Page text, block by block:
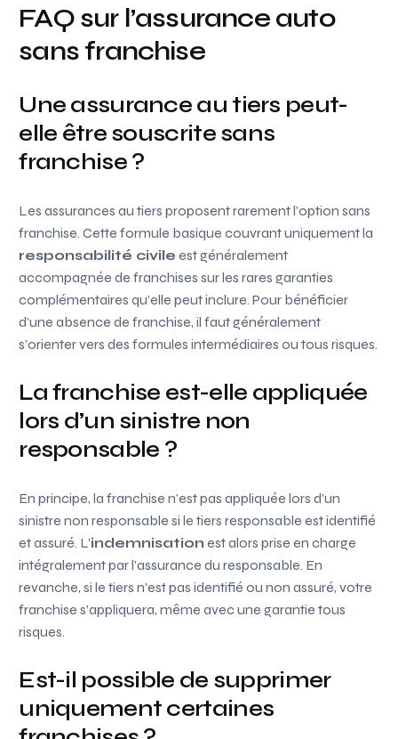
FAQ sur l’assurance auto
sans franchise
Une assurance au tiers peut-
elle être souscrite sans
franchise ?
Les assurances au tiers proposent rarement l’option sans
franchise. Cette formule basique couvrant uniquement la
responsabilité civile est généralement
accompagnée de franchises sur les rares garanties
complémentaires qu’elle peut inclure. Pour bénéficier
d’une absence de franchise, il faut généralement
s’orienter vers des formules intermédiaires ou tous risques.
La franchise est-elle appliquée
lors d’un sinistre non
responsable ?
En principe, la franchise n’est pas appliquée lors d’un
sinistre non responsable si le tiers responsable est identifié
et assuré. L’indemnisation est alors prise en charge
intégralement par l’assurance du responsable. En
revanche, si le tiers n’est pas identifié ou non assuré, votre
franchise s’appliquera, même avec une garantie tous
risques.
Est-il possible de supprimer
uniquement certaines